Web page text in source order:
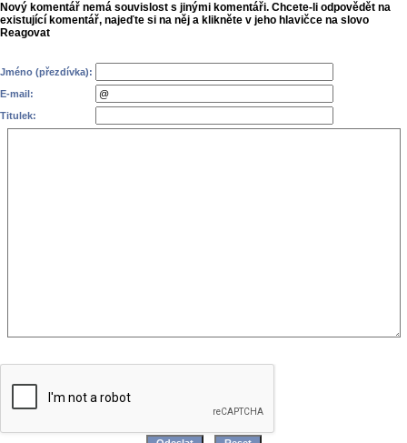
Nový komentář nemá souvislost s jinými komentáři. Chcete-li odpovědět na
existující komentář, najeďte si na něj a klikněte v jeho hlavičce na slovo
Reagovat
Jméno (přezdívka):
E-mail:
Titulek: